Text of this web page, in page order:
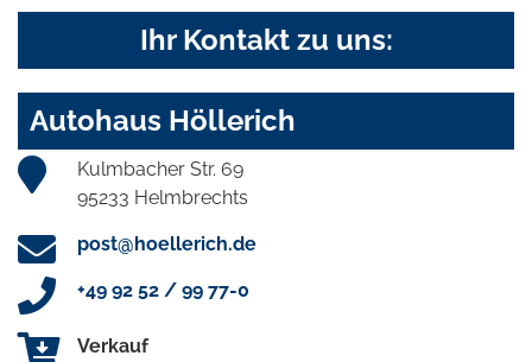
Ihr Kontakt zu uns:
Autohaus Höllerich
Kulmbacher Str. 69
95233 Helmbrechts
post@hoellerich.de
+49 92 52 / 99 77-0
Verkauf